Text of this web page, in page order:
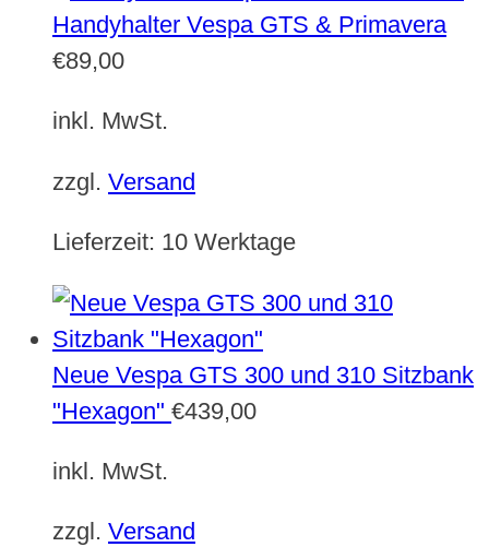
Handyhalter Vespa GTS & Primavera
€89,00
inkl. MwSt.
zzgl. Versand
Lieferzeit: 10 Werktage
Neue Vespa GTS 300 und 310 Sitzbank
"Hexagon" €439,00
inkl. MwSt.
zzgl. Versand